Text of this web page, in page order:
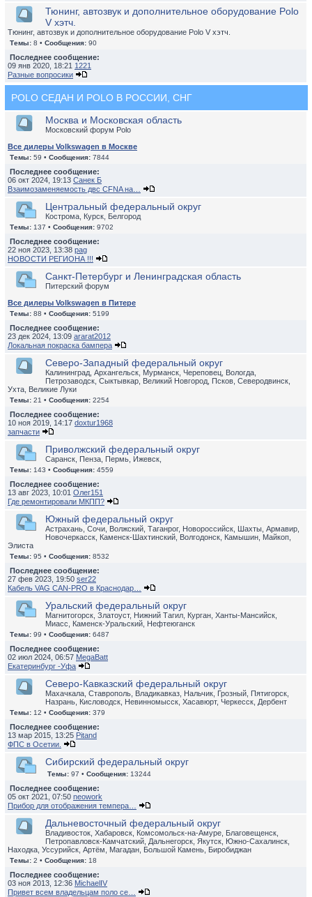
Тюнинг, автозвук и дополнительное оборудование Polo
V хэтч.
Тюнинг, автозвук и дополнительное оборудование Polo V хэтч.
Темы: 8 • Сообщения: 90
Последнее сообщение:
09 янв 2020, 18:21 1221
Разные вопросики
POLO СЕДАН И POLO В РОССИИ, СНГ
Москва и Московская область
Московский форум Polo
Все дилеры Volkswagen в Москве
Темы: 59 • Сообщения: 7844
Последнее сообщение:
06 окт 2024, 19:13 Санек Б
Взаимозаменяемость двс CFNA на…
Центральный федеральный округ
Кострома, Курск, Белгород
Темы: 137 • Сообщения: 9702
Последнее сообщение:
22 ноя 2023, 13:38 pag
НОВОСТИ РЕГИОНА !!!
Санкт-Петербург и Ленинградская область
Питерский форум
Все дилеры Volkswagen в Питере
Темы: 88 • Сообщения: 5199
Последнее сообщение:
23 дек 2024, 13:09 ararat2012
Локальная покраска бампера
Северо-Западный федеральный округ
Калининград, Архангельск, Мурманск, Череповец, Вологда,
Петрозаводск, Сыктывкар, Великий Новгород, Псков, Северодвинск,
Ухта, Великие Луки
Темы: 21 • Сообщения: 2254
Последнее сообщение:
10 ноя 2019, 14:17 doxtur1968
запчасти
Приволжский федеральный округ
Саранск, Пенза, Пермь, Ижевск,
Темы: 143 • Сообщения: 4559
Последнее сообщение:
13 авг 2023, 10:01 Олег151
Где ремонтировали МКПП?
Южный федеральный округ
Астрахань, Сочи, Волжский, Таганрог, Новороссийск, Шахты, Армавир,
Новочеркасск, Каменск-Шахтинский, Волгодонск, Камышин, Майкоп,
Элиста
Темы: 95 • Сообщения: 8532
Последнее сообщение:
27 фев 2023, 19:50 ser22
Кабель VAG CAN-PRO в Краснодар…
Уральский федеральный округ
Магнитогорск, Златоуст, Нижний Тагил, Курган, Ханты-Мансийск,
Миасс, Каменск-Уральский, Нефтеюганск
Темы: 99 • Сообщения: 6487
Последнее сообщение:
02 июл 2024, 06:57 MegaBatt
Екатеринбург -Уфа
Северо-Кавказский федеральный округ
Махачкала, Ставрополь, Владикавказ, Нальчик, Грозный, Пятигорск,
Назрань, Кисловодск, Невинномысск, Хасавюрт, Черкесск, Дербент
Темы: 12 • Сообщения: 379
Последнее сообщение:
13 мар 2015, 13:25 Pitand
ФПС в Осетии.
Сибирский федеральный округ
Темы: 97 • Сообщения: 13244
Последнее сообщение:
05 окт 2021, 07:50 neowork
Прибор для отображения темпера…
Дальневосточный федеральный округ
Владивосток, Хабаровск, Комсомольск-на-Амуре, Благовещенск,
Петропавловск-Камчатский, Дальнегорск, Якутск, Южно-Сахалинск,
Находка, Уссурийск, Артём, Магадан, Большой Камень, Биробиджан
Темы: 2 • Сообщения: 18
Последнее сообщение:
03 ноя 2013, 12:36 MichaelIV
Привет всем владельцам поло се…